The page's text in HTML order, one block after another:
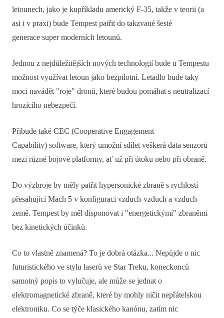
letounech, jako je kupříkladu americký F-35, takže v teorii (a
asi i v praxi) bude Tempest patřit do takzvané šesté
generace super moderních letounů.
Jednou z nejdůležitějších nových technologií bude u Tempestu
možnost využívat letoun jako bezpilotní. Letadlo bude taky
moci navádět "roje" dronů, které budou pomáhat s neutralizací
hrozícího nebezpečí.
Přibude také CEC (Cooperative Engagement
Capability) software, který umožní sdílet veškerá data senzorů
mezi různé bojové platformy, ať už při útoku nebo při obraně.
Do výzbroje by měly patřit hypersonické zbraně s rychlostí
přesahující Mach 5 v konfiguraci vzduch-vzduch a vzduch-
země. Tempest by měl disponovat i "energetickými" zbraněmi
bez kinetických účinků.
Co to vlastně znamená? To je dobrá otázka... Nepůjde o nic
futuristického ve stylu laserů ve Star Treku, koneckonců
samotný popis to vylučuje, ale může se jednat o
elektromagnetické zbraně, které by mohly ničit nepřátelskou
elektroniku. Co se týče klasického kanónu, zatím nic